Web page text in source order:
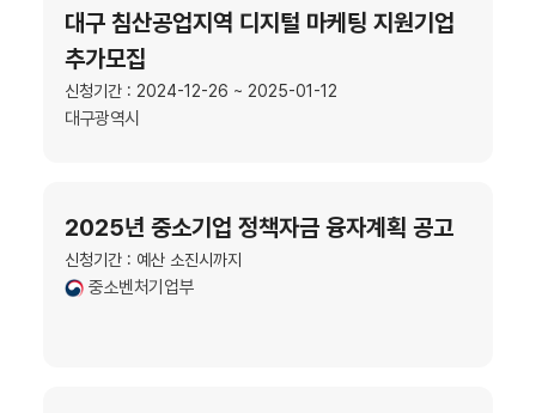
대구 침산공업지역 디지털 마케팅 지원기업
추가모집
신청기간 : 2024-12-26 ~ 2025-01-12
대구광역시
2025년 중소기업 정책자금 융자계획 공고
신청기간 : 예산 소진시까지
중소벤처기업부